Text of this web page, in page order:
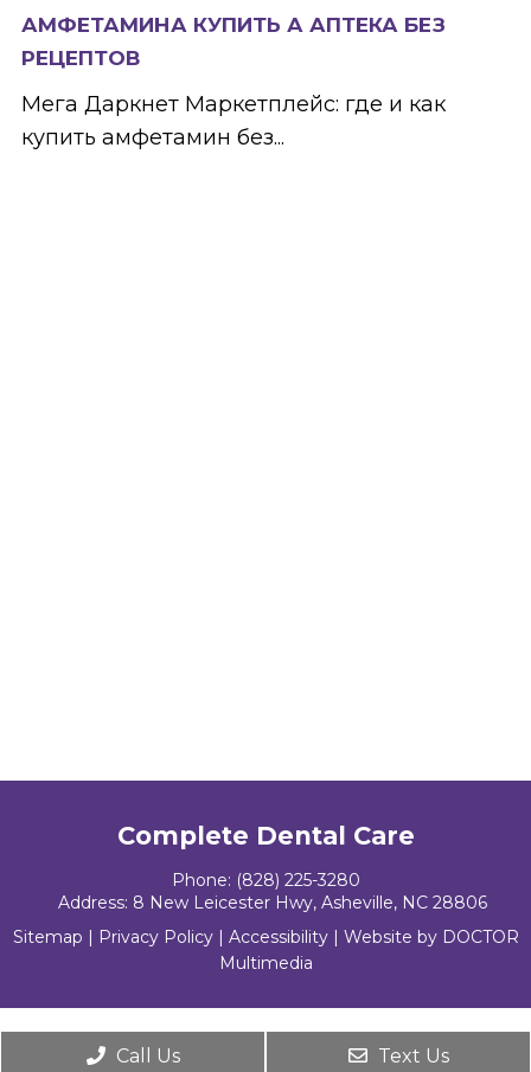
АМФЕТАМИНА КУПИТЬ А АПТЕКА БЕЗ
РЕЦЕПТОВ
Мега Даркнет Маркетплейс: где и как
купить амфетамин без...
Complete Dental Care
Phone: (828) 225-3280
Address: 8 New Leicester Hwy, Asheville, NC 28806
Sitemap | Privacy Policy| Accessibility| Website by DOCTOR
Multimedia
Call Us Text Us